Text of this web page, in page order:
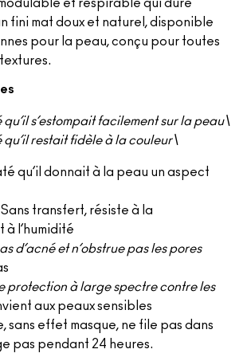
et respirable qui dure
fini mat doux et naturel, disponible
pour la peau, conçu pour toutes
qu’il s’estompait facilement sur la peau\
qu’il restait fidèle à la couleur\
qu’il donnait à la peau un aspect
Sans transfert, résiste à la
l’humidité
d’acné et n’obstrue pas les pores
protection à large spectre contre les
aux peaux sensibles
sans effet masque, ne file pas dans
pas pendant 24 heures.